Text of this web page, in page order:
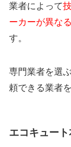
業者によって
ーカーが異な
す。
専門業者を選
頼できる業者
エコキュー